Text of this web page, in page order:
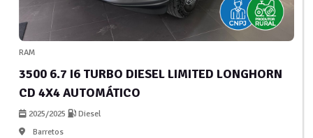
RAM
3500 6.7 I6 TURBO DIESEL LIMITED LONGHORN
CD 4X4 AUTOMÁTICO
2025/2025
Diesel
Barretos